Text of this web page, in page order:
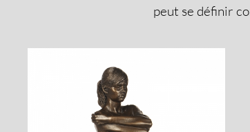
peut se définir